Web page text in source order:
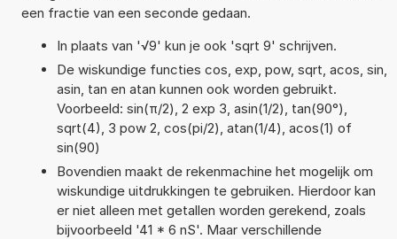
een fractie van een seconde gedaan.
In plaats van '√9' kun je ook 'sqrt 9' schrijven.
De wiskundige functies cos, exp, pow, sqrt, acos, sin,
asin, tan en atan kunnen ook worden gebruikt.
Voorbeeld: sin(π/2), 2 exp 3, asin(1/2), tan(90°),
sqrt(4), 3 pow 2, cos(pi/2), atan(1/4), acos(1) of
sin(90)
Bovendien maakt de rekenmachine het mogelijk om
wiskundige uitdrukkingen te gebruiken. Hierdoor kan
er niet alleen met getallen worden gerekend, zoals
bijvoorbeeld '41 * 6 nS'. Maar verschillende